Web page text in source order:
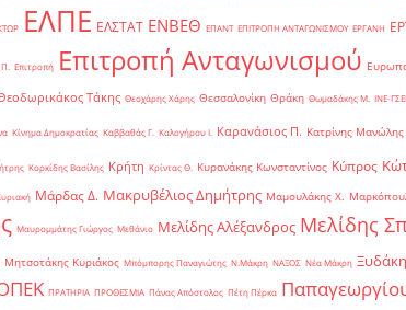
ΕΛΠΕ ΕΛΣΤΑΤ ΕΝΒΕΘ ΕΠΑΝΤ ΕΠΙΤΡΟΠΗ ΑΝΤΑΓΩΝΙΣΜΟΥ ΕΡΓΑΝΗ
Επιτροπή Επιτροπή Ανταγωνισμού
Τάκης Θεοχάρης Χάρης Θεσσαλονίκη Θράκη Θωμαδάκης Μ. ΙΝΕ-
Κίνημα Δημοκρατίας Καββαθάς Γ. Καλογήρου Ι. Καρανάσιος Π. Κατρίνης Μανώλης
Κορκίδης Βασίλης Κρήτη Κρίντας Θ. Κυρανάκης Κωνσταντίνος Κύπρος
Μάρδας Δ. Μακρυβέλιος Δημήτρης Μαμουλάκης Χ.
Μαυρομμάτης Γιώργος Μεθάνιο Μελίδης Αλέξανδρος Μελίδης
Μητσοτάκης Κυριάκος Μπόμπορης Παναγιώτης Ν.Μάκρη ΝΑΞΟΣ Νέα Μάκρη
ΠΡΑΤΗΡΙΑ ΠΡΟΘΕΣΜΙΑ Πάνας Απόστολος Πέτη Πέρκα